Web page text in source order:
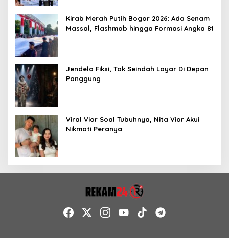
Kirab Merah Putih Bogor 2026: Ada Senam
Massal, Flashmob hingga Formasi Angka 81
Jendela Fiksi, Tak Seindah Layar Di Depan
Panggung
Viral Vior Soal Tubuhnya, Nita Vior Akui
Nikmati Peranya